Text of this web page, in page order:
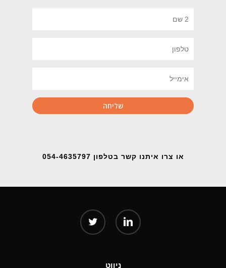
או צרו איתנו קשר בטלפון 054-4635797
twitter linkedin
ניווט